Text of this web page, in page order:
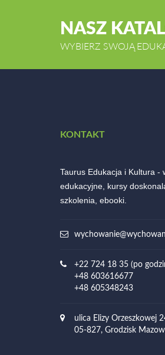
NASZ
WYBIERZ SWOJĄ
KONTAKT
Taurus Edukacja i Kultura -
edukacyjne, kursy
szkolenia, ebooki.
+22 724 18 35 (po
+48 603616677
+48 605348243
ulica Elizy Orzeszkowej
05-827, Grodzisk